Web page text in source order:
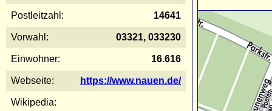
Postleitzahl: 14641
Vorwahl: 03321, 033230
Einwohner: 16.616
Webseite: https://www.nauen.de/
Wikipedia: